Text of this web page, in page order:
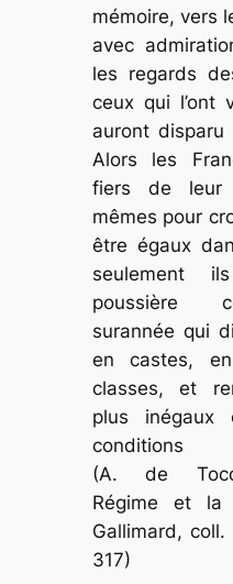
mémoire, vers
avec
les regards
ceux qui l’ont
auront disparu
Alors les
fiers de leur
mêmes pour
être égaux
seulement
poussière
surannée qui
en castes,
classes, et
plus inégaux
conditions
(A. de
Régime et la
Gallimard,
317)